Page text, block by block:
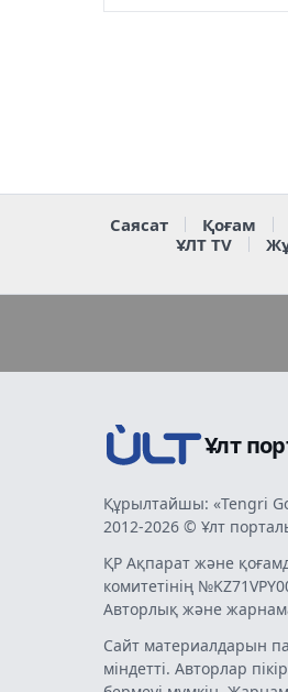
Саясат Қоғам
ҰЛТ TV
Ұлт
Құрылтайшы: «Tengri
2012-2026 © Ұлт
ҚР Ақпарат және
комитетінің
Авторлық және
Сайт материалдарын
міндетті. Авторлар